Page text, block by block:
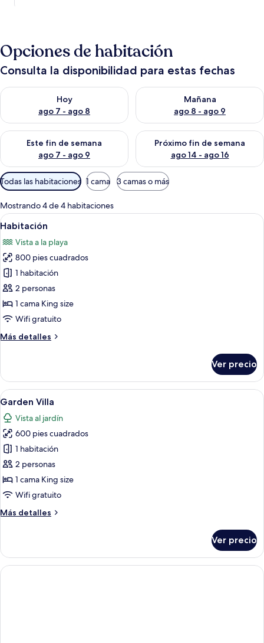
Opciones de habitación
Consulta la disponibilidad para estas fechas
Hoy
ago 7 - ago 8
Consulta la disponibilidad para hoy ago 7 - ago 8
Mañana
ago 8 - ago 9
Consulta la disponibilidad
Este fin de semana
ago 7 - ago 9
Consulta la disponibilidad para este fin de semana ago 7 -
Próximo fin de semana
ago 14 - ago 16
Consulta la disponibilidad
Filtros
disponibles
para
las
habitaciones
Todas las habitaciones 1 cama 3 camas o más
Mostrando 4 de 4 habitaciones
Abrir
todas
las
fotos
de
Habitación
Artículos del minibar gratis y caja de
6
Habitación
Vista a la playa
800 pies cuadrados
1 habitación
2 personas
1 cama King size
Wifi gratuito
Más detalles
Más
Ver precio
Abrir
todas
las
fotos
de
Garden
Villa
Una habitación de hotel moderna
8
Garden Villa
Vista al jardín
600 pies cuadrados
1 habitación
2 personas
1 cama King size
Wifi gratuito
Más detalles
Más
Villa
Ver precio